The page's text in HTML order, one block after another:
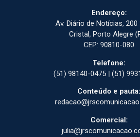
Endereço:
Av. Diário de Notícias, 200
Cristal, Porto Alegre
CEP: 90810-080
Telefone:
(51) 98140-0475 | (51)
Conteúdo e pauta:
Comercial: